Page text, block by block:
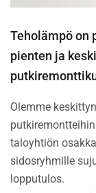
Teholämpö on
pienten ja
Olemme
taloyhtiön
sidosryhmille
lopputulos.